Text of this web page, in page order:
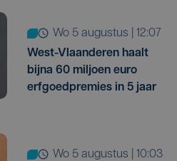
wo 5 augustus | 12:07
West-Vlaanderen haalt
bijna 60 miljoen euro
erfgoedpremies in 5 jaar
wo 5 augustus | 10:03